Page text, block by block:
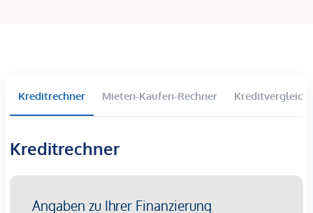
29 bewahrt die charakterstarke Architektur der Umgebung
und wird in Zuge einer hochwertigen Revitalisierung zu
Stadtbewohner. Die klare Formensprache des Gebäudes
Ausblicken über Wien entstehen.
Kreditrechner Mieten-Kaufen-Rechner Kreditvergleich
Kreditrechner